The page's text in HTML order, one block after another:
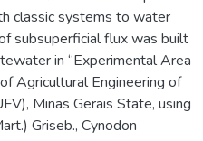
classic systems to water
subsuperficial flux was built
in “Experimental Area
Agricultural Engineering of
Minas Gerais State, using
Griseb., Cynodon